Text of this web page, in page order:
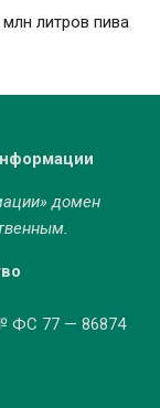
литров пива
домен
ФС 77 — 86874